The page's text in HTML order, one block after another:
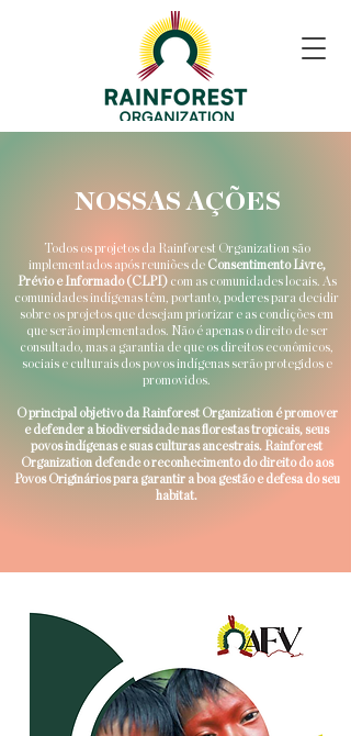
Todos os projetos da Rainforest Organization são
implementados após reuniões de Consentimento Livre,
Prévio e Informado (CLPI)com as comunidades locais. As
comunidades indígenas têm, portanto, poderes para decidir
sobre os projetos que desejam priorizar e as condições em
que serão implementados. Não é apenas o direito de ser
consultado, mas a garantia de que os direitos econômicos,
sociais e culturais dos povos indígenas serão protegidos e
promovidos.
O principal objetivo da Rainforest Organization é promover
e defender a biodiversidade nas florestas tropicais, seus
povos indígenas e suas culturas ancestrais. Rainforest
Organization defende o reconhecimento do direito do aos
Povos Originários para garantir a boa gestão e defesa do seu
habitat.
NOSSAS AÇÕES